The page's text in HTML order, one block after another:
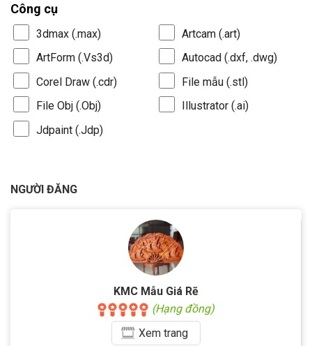
Công cụ
3dmax (.max)
Artcam (.art)
ArtForm (.Vs3d)
Autocad (.dxf, .dwg)
Corel Draw (.cdr)
File mẫu (.stl)
File Obj (.Obj)
Illustrator (.ai)
Jdpaint (.Jdp)
NGƯỜI ĐĂNG
KMC Mẫu Giá Rẽ
(Hạng đồng)
Xemtrang